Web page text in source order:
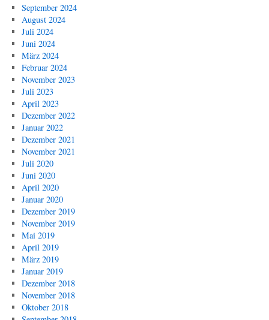
September 2024
August 2024
Juli 2024
Juni 2024
März 2024
Februar 2024
November 2023
Juli 2023
April 2023
Dezember 2022
Januar 2022
Dezember 2021
November 2021
Juli 2020
Juni 2020
April 2020
Januar 2020
Dezember 2019
November 2019
Mai 2019
April 2019
März 2019
Januar 2019
Dezember 2018
November 2018
Oktober 2018